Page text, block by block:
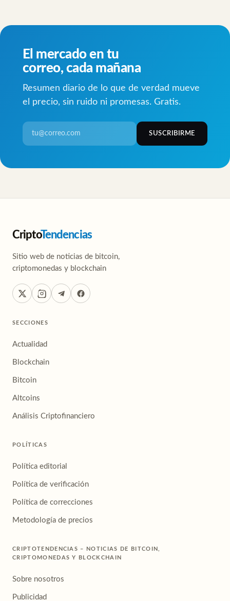
El mercado en tu
correo, cada mañana
Resumen diario de lo que de verdad mueve
el precio, sin ruido ni promesas. Gratis.
SUSCRIBIRME
CriptoTendencias
Sitio web de noticias de bitcoin,
criptomonedas y blockchain
SECCIONES
Actualidad
Blockchain
Bitcoin
Altcoins
Análisis Criptofinanciero
POLÍTICAS
Política editorial
Política de verificación
Política de correcciones
Metodología de precios
CRIPTOTENDENCIAS – NOTICIAS DE BITCOIN,
CRIPTOMONEDAS Y BLOCKCHAIN
Sobre nosotros
Publicidad